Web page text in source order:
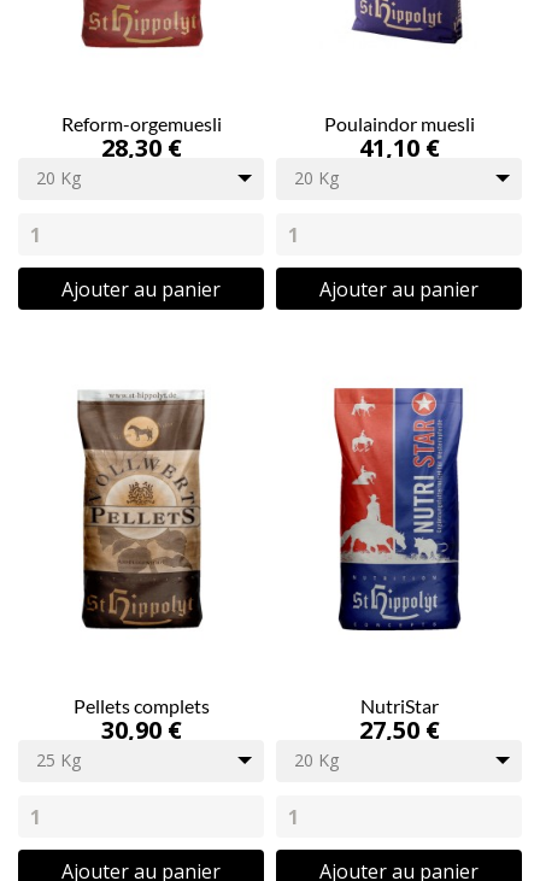
Reform-orgemuesli
28,30 €
20 Kg
Ajouter au panier
Poulaindor muesli
41,10 €
20 Kg
Ajouter au panier
Pellets complets
30,90 €
25 Kg
Ajouter au panier
NutriStar
27,50 €
20 Kg
Ajouter au panier